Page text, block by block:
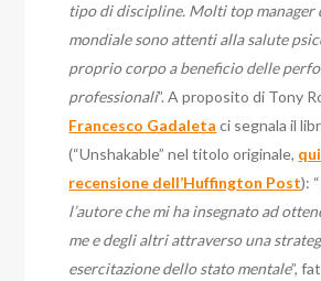
tipo di discipline. Molti top manager
mondiale sono attenti alla salute
proprio corpo a beneficio delle
professionali”. A proposito di Tony
Francesco Gadaleta ci segnala il
(“Unshakable” nel titolo originale,
recensione dell’Huffington Post): “
l’autore che mi ha insegnato ad
me e degli altri attraverso una
esercitazione dello stato mentale”,